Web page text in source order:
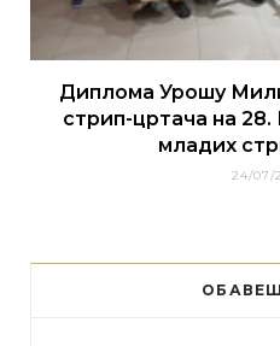
Диплома Урошу
стрип-цртача на 28.
младих
24/07/